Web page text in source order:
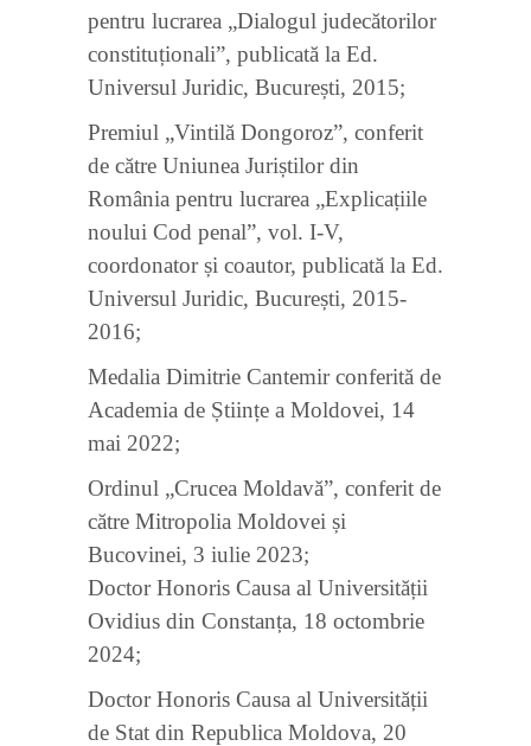
pentru lucrarea „Dialogul judecătorilor
constituționali”, publicată la Ed.
Universul Juridic, București, 2015;
Premiul „Vintilă Dongoroz”, conferit
de către Uniunea Juriștilor din
România pentru lucrarea „Explicațiile
noului Cod penal”, vol. I-V,
coordonator și coautor, publicată la Ed.
Universul Juridic, București, 2015-
2016;
Medalia Dimitrie Cantemir conferită de
Academia de Științe a Moldovei, 14
mai 2022;
Ordinul „Crucea Moldavă”, conferit de
către Mitropolia Moldovei și
Bucovinei, 3 iulie 2023;
Doctor Honoris Causa al Universității
Ovidius din Constanța, 18 octombrie
2024;
Doctor Honoris Causa al Universității
de Stat din Republica Moldova, 20